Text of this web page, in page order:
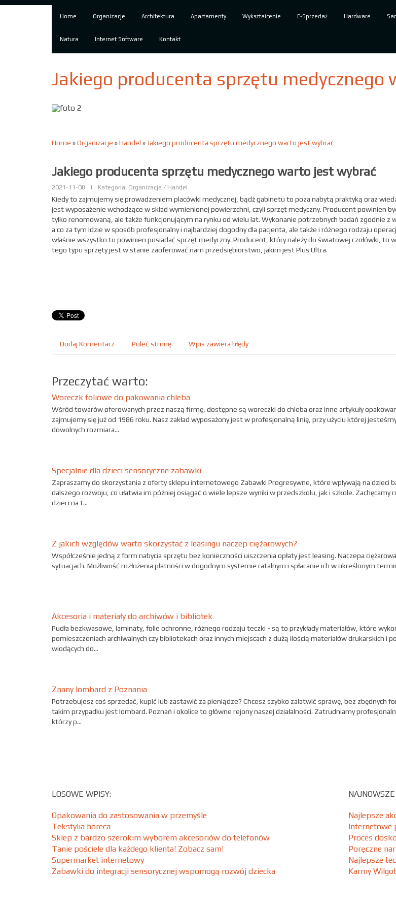
Home Organizacje Architektura Apartamenty Wykształcenie E-Sprzedaż Hardware
Natura Internet Software Kontakt
Jakiego producenta sprzętu medycznego
Home »Organizacje »Handel » Jakiego producenta sprzętu medycznego warto jest wybrać
Jakiego producenta sprzętu medycznego warto jest wybrać
2021-11-08 | Kategoria: Organizacje / Handel
Kiedy to zajmujemy się prowadzeniem placówki medycznej, bądź gabinetu to poza nabytą praktyką oraz
jest wyposażenie wchodzące w skład wymienionej powierzchni, czyli sprzęt medyczny. Producent powinien
tylko renomowaną, ale także funkcjonującym na rynku od wielu lat. Wykonanie potrzebnych badań zgodnie z
a co za tym idzie w sposób profesjonalny i najbardziej dogodny dla pacjenta, ale także i różnego rodzaju
właśnie wszystko to powinien posiadać sprzęt medyczny. Producent, który należy do światowej czołówki, to
tego typu sprzęty jest w stanie zaoferować nam przedsiębiorstwo, jakim jest Plus Ultra.
Dodaj Komentarz Poleć stronę Wpis zawiera błędy
Przeczytać warto:
Woreczk foliowe do pakowania chleba
Wśród towarów oferowanych przez naszą firmę, dostępne są woreczki do chleba oraz inne artykuły
zajmujemy się już od 1986 roku. Nasz zakład wyposażony jest w profesjonalną linię, przy użyciu której
dowolnych rozmiara...
Specjalnie dla dzieci sensoryczne zabawki
Zapraszamy do skorzystania z oferty sklepu internetowego Zabawki Progresywne, które wpływają na dzieci
dalszego rozwoju, co ułatwia im później osiągać o wiele lepsze wyniki w przedszkolu, jak i szkole. Zachęcamy
dzieci na t...
Z jakich względów warto skorzystać z leasingu naczep ciężarowych?
Współcześnie jedną z form nabycia sprzętu bez konieczności uiszczenia opłaty jest leasing. Naczepa
sytuacjach. Możliwość rozłożenia płatności w dogodnym systemie ratalnym i spłacanie ich w określonym
Akcesoria i materiały do archiwów i bibliotek
Pudła bezkwasowe, laminaty, folie ochronne, różnego rodzaju teczki - są to przykłady materiałów, które
pomieszczeniach archiwalnych czy bibliotekach oraz innych miejscach z dużą ilością materiałów drukarskich i
wiodących do...
Znany lombard z Poznania
Potrzebujesz coś sprzedać, kupić lub zastawić za pieniądze? Chcesz szybko załatwić sprawę, bez zbędnych
takim przypadku jest lombard. Poznań i okolice to główne rejony naszej działalności. Zatrudniamy
którzy p...
LOSOWE WPISY:
Opakowania do zastosowania w przemyśle
Tekstylia horeca
Sklep z bardzo szerokim wyborem akcesoriów do telefonów
Tanie pościele dla każdego klienta! Zobacz sam!
Supermarket internetowy
Zabawki do integracji sensorycznej wspomogą rozwój dziecka
Najlepsze
Internetowe
Proces
Poręczne
Najlepsze
Karmy